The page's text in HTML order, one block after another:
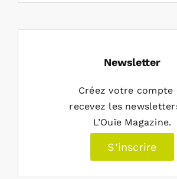
Newsletter
Créez votre compte
recevez les
L’Ouïe Magazine.
S’inscrire